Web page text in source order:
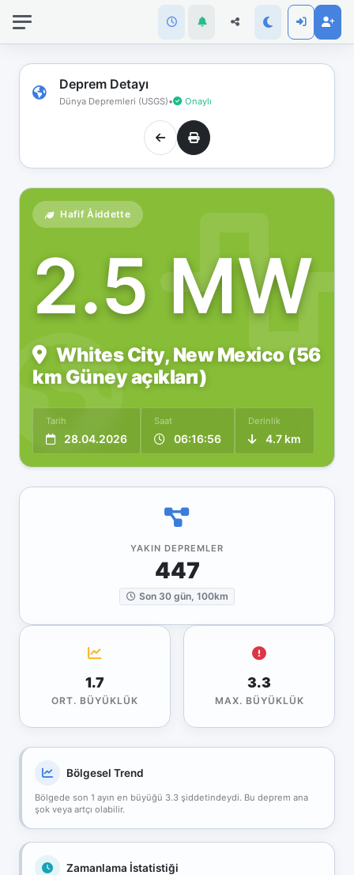
Deprem Detayı
Dünya Depremleri (USGS)• Onaylı
Hafif Åiddette
2.5 MW
Whites City, New Mexico (56
km Güney açıkları)
Tarih
28.04.2026
Saat
06:16:56
Derinlik
4.7 km
YAKIN DEPREMLER
447
Son 30 gün, 100km
1.7
ORT. BÜYÜKLÜK
3.3
MAX. BÜYÜKLÜK
Bölgesel Trend
Bölgede son 1 ayın en büyüğü 3.3 şiddetindeydi. Bu deprem ana
şok veya artçı olabilir.
Zamanlama İstatistiği
bağlantınız
koptu!
Çevrimdışı
moddasınız.